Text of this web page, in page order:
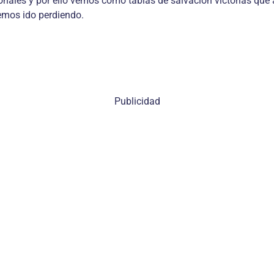
ido perdiendo.
Publicidad